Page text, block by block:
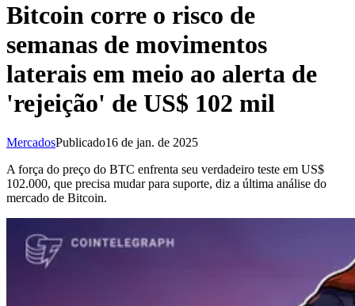
Bitcoin corre o risco de
semanas de movimentos
laterais em meio ao alerta de
'rejeição' de US$ 102 mil
MercadosPublicado16 de jan. de 2025
A força do preço do BTC enfrenta seu verdadeiro teste em US$
102.000, que precisa mudar para suporte, diz a última análise do
mercado de Bitcoin.